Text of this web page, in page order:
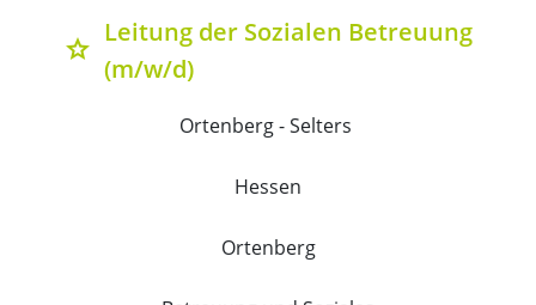
grade
Leitung der Sozialen Betreuung
(m/w/d)
Ortenberg - Selters
Hessen
Ortenberg